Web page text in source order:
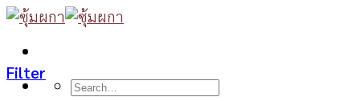
Skip
content
Search
Filter